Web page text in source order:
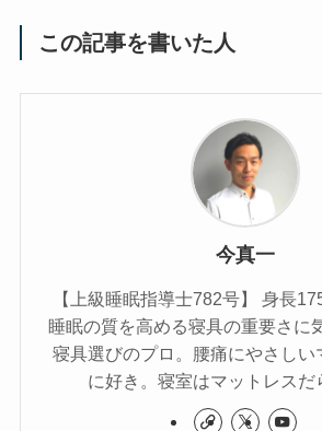
この記事を書いた人
今真一
【上級睡眠指導士782号】 身長
睡眠の質を高める寝具の重要さに
寝具選びのプロ。腰痛にやさしい
に好き。寝室はマットレスだ